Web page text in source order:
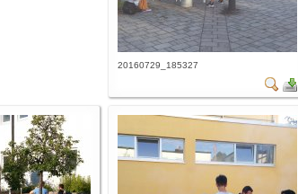
20160729_185327